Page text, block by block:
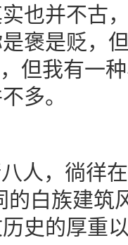
实也并不古
褒是贬，
但我有一
多。
，徜徉在
的白族建筑
史的厚重